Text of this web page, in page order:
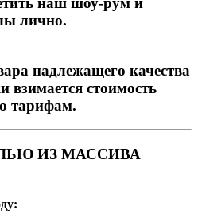
лично.
надлежащего качества
взимается стоимость
тарифам.
ИЗ МАССИВА